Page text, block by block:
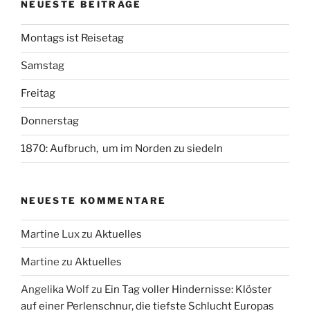
NEUESTE BEITRÄGE
Montags ist Reisetag
Samstag
Freitag
Donnerstag
1870: Aufbruch, um im Norden zu siedeln
NEUESTE KOMMENTARE
Martine Luxzu Aktuelles
Martine zu Aktuelles
Angelika Wolfzu Ein Tag voller Hindernisse: Klöster
auf einer Perlenschnur, die tiefste Schlucht Europas